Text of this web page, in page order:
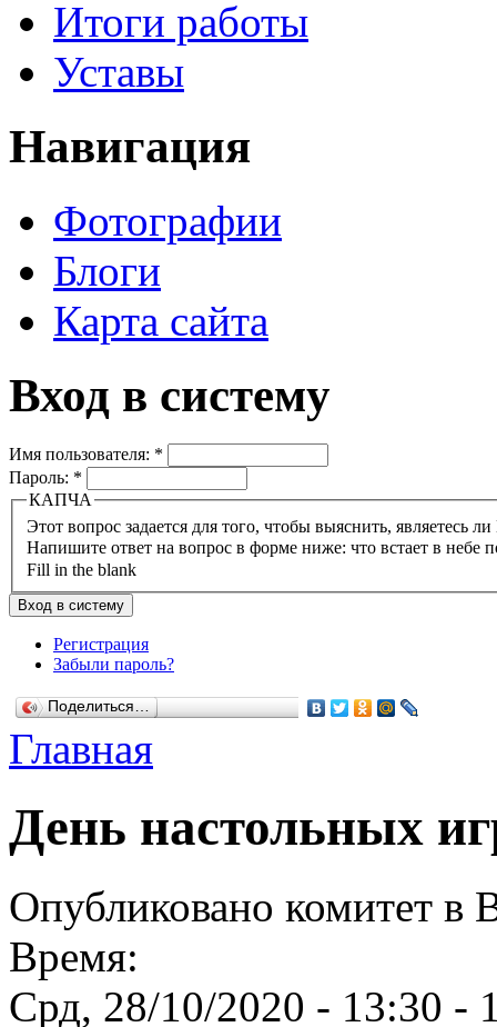
Итоги работы
Уставы
Навигация
Фотографии
Блоги
Карта сайта
Вход в систему
Имя пользователя: *
Пароль: *
КАПЧА
Напишите ответ на вопрос в форме ниже: что встает в небе
Fill in the blank
Регистрация
Забыли пароль?
Поделиться…
Главная
День настольных
Опубликовано комитет в
Время:
Срд, 28/10/2020 - 13:30 -